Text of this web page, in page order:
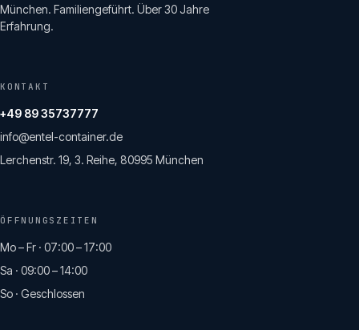
München. Familiengeführt. Über 30 Jahre
Erfahrung.
KONTAKT
+49 89 35737777
info@entel-container.de
Lerchenstr. 19, 3. Reihe, 80995 München
ÖFFNUNGSZEITEN
Mo – Fr · 07:00 – 17:00
Sa · 09:00 – 14:00
So · Geschlossen